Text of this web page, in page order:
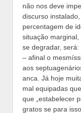
não nos deve
discurso
percentagem de
situação
se degradar,
– afinal o
aos
anca. Já hoje
mal equipadas
que „estabelecer
gratos se para